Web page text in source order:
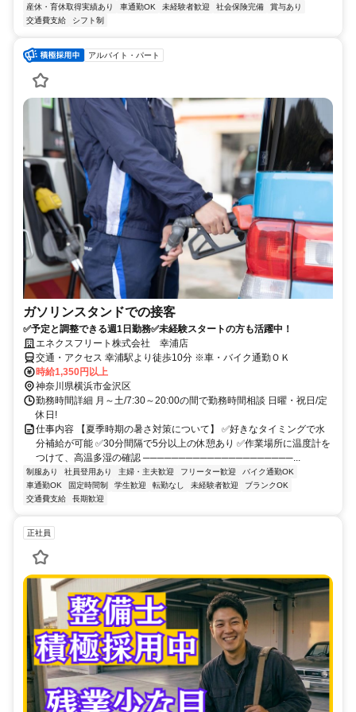
産休・育休取得実績あり 車通勤OK 未経験者歓迎 社会保険完備
賞与あり
交通費支給
シフト制
アルバイト・パート
ガソリンスタンドでの接客
✅予定と調整できる週1日勤務✅未経験スタートの方も活躍中！
エネクスフリート株式会社 幸浦店
交通・アクセス 幸浦駅より徒歩10分 ※車・バイク通勤ＯＫ
時給1,350円以上
神奈川県横浜市金沢区
勤務時間詳細 月～土/7:30～20:00の間で勤務時間相談 日曜・祝日/定
休日!
仕事内容 【夏季時期の暑さ対策について】 ✅好きなタイミングで水
分補給が可能 ✅30分間隔で5分以上の休憩あり ✅作業場所に温度計を
つけて、高温多湿の確認 ─────────────────────...
制服あり 社員登用あり 主婦・主夫歓迎 フリーター歓迎
バイク通勤OK
車通勤OK
固定時間制 学生歓迎 転勤なし 未経験者歓迎
ブランクOK
交通費支給
長期歓迎
正社員